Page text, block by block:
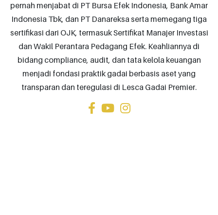
pernah menjabat di PT Bursa Efek Indonesia, Bank Amar
Indonesia Tbk, dan PT Danareksa serta memegang tiga
sertifikasi dari OJK, termasuk Sertifikat Manajer Investasi
dan Wakil Perantara Pedagang Efek. Keahliannya di
bidang compliance, audit, dan tata kelola keuangan
menjadi fondasi praktik gadai berbasis aset yang
transparan dan teregulasi di Lesca Gadai Premier.